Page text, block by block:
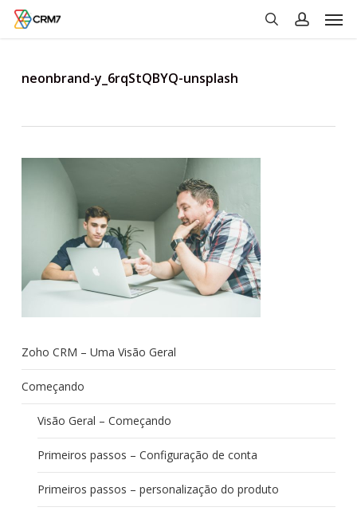
Skip
neonbrand-y_6rqStQBYQ-unsplash
Zoho CRM – Uma Visão Geral
Começando
Visão Geral – Começando
Primeiros passos – Configuração de conta
Primeiros passos – personalização do produto